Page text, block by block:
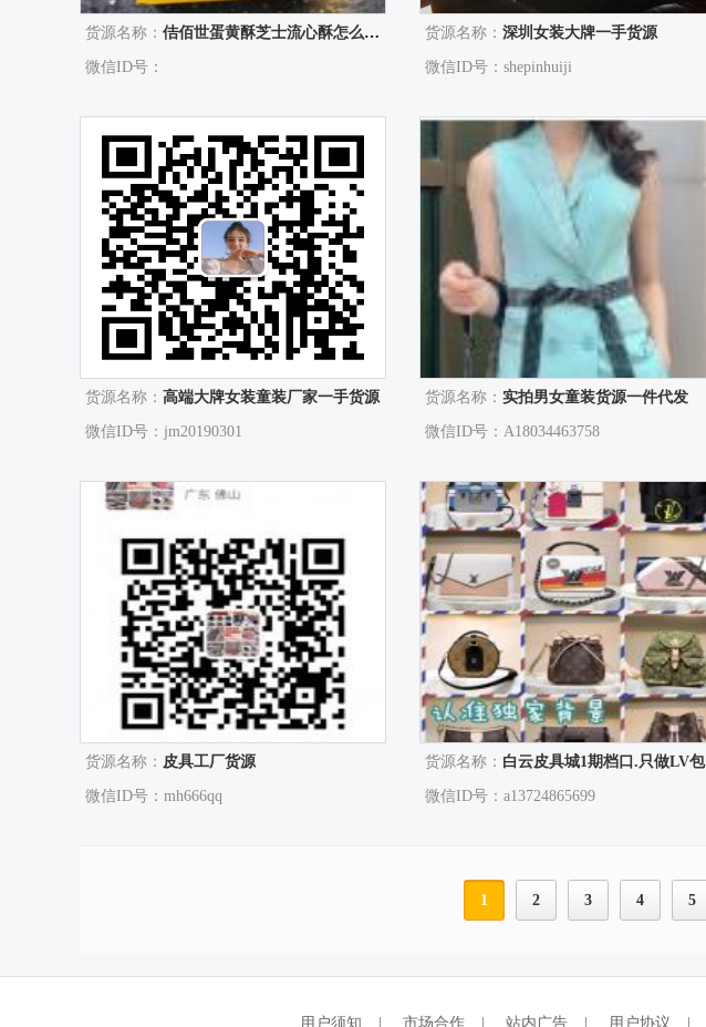
货源名称： 佶佰世蛋黄酥芝士流心酥怎么加盟？
微信ID号：
货源名称： 深圳女装大牌一手货源
微信ID号：shepinhuiji
货源名称： 高端大牌女装童装厂家一手货源
微信ID号：jm20190301
货源名称： 实拍男女童装货源一件代发
微信ID号：A18034463758
货源名称： 皮具工厂货源
微信ID号：mh666qq
货源名称： 白云皮具城1期档口.只做LV包
微信ID号：a13724865699
1 2 3 4 5
用户须知 市场合作 站内广告 用户协议